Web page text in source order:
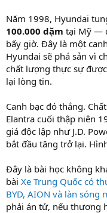
Năm 1998, Hyundai
100.000 dặm tại Mỹ —
bấy giờ. Đây là một
Hyundai sẽ phá sản vì
chất lượng thực sự
lại lòng tin.
Canh bạc đó thắng.
Elantra cuối thập niên
giá độc lập như J.D.
bắt đầu tăng trở lại.
Đây là bài học không
bài Xe Trung Quốc có
BYD, AION và làn sóng
phải án tử, nếu thương